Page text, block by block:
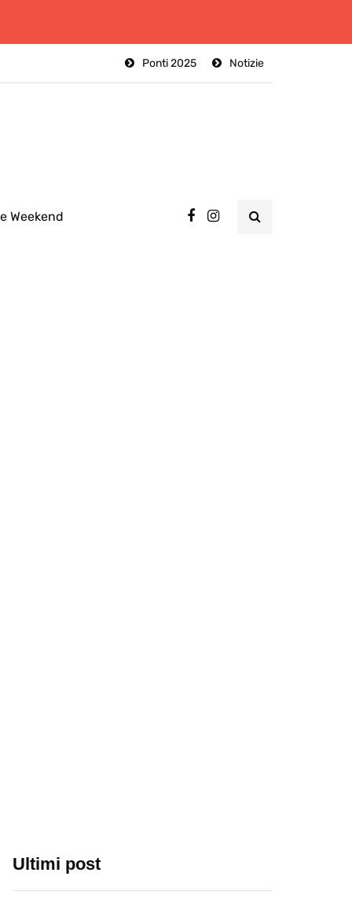
Notizie
Ponti 2025
Weekend
Ultimi post